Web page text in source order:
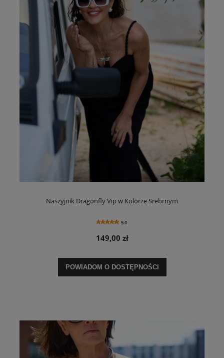
Naszyjnik Dragonfly Vip w Kolorze Srebrnym
5.0
149,00 zł
POWIADOM O DOSTĘPNOŚCI